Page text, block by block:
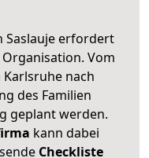
Saslauje erfordert
Vom
nach
des Familien
geplant werden.
kann dabei
Checkliste